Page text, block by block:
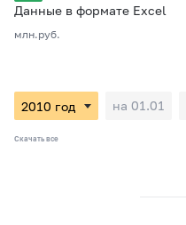
Данные в формате Excel
млн.руб.
на 01.01
Скачать все